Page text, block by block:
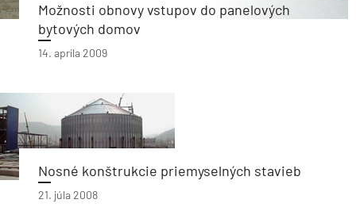
Možnosti obnovy vstupov do panelových
bytových domov
14. apríla 2009
Nosné konštrukcie priemyselných stavieb
21. júla 2008